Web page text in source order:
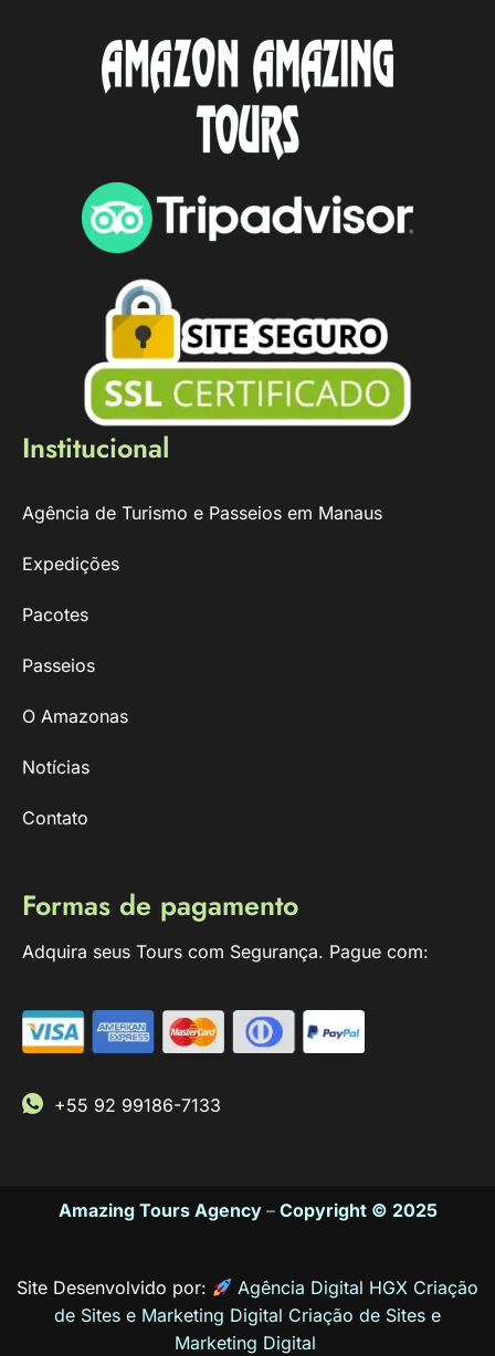
Institucional
Agência de Turismo e Passeios em Manaus
Expedições
Pacotes
Passeios
O Amazonas
Notícias
Contato
Formas de pagamento
Adquira seus Tours com Segurança. Pague com:
+55 92 99186-7133
Amazing Tours Agency– Copyright © 2025
Site Desenvolvido por:
Agência Digital HGX Criação
de Sites e Marketing Digital Criação de Sites e
Marketing Digital